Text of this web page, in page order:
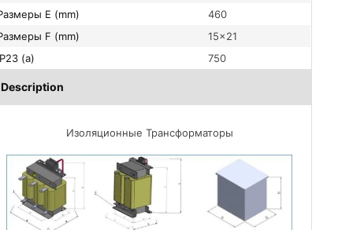
Размеры E (mm)
460
Размеры F (mm)
15×21
IP23 (a)
750
Description
Изоляционные Трансформаторы